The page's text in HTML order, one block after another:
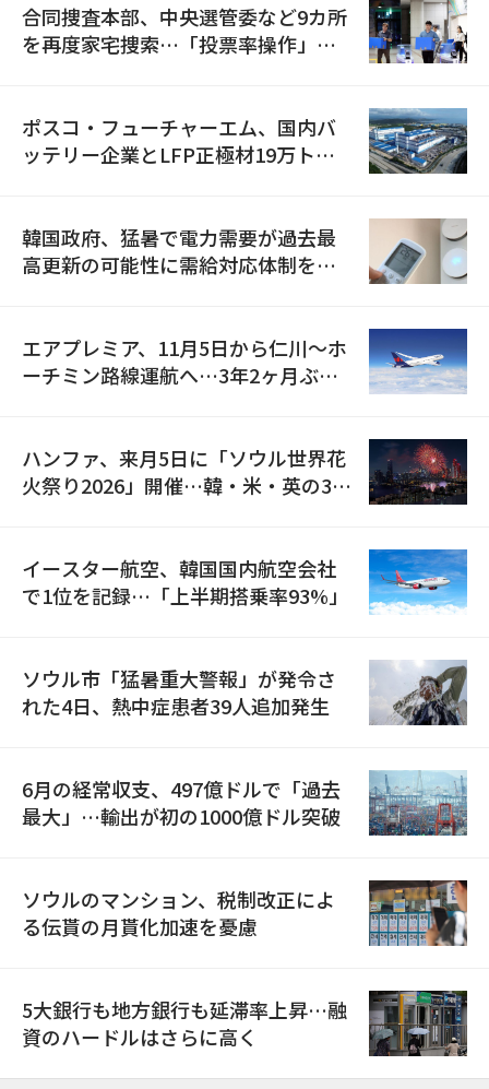
合同捜査本部、中央選管委など9カ所
を再度家宅捜索…「投票率操作」の
ポスコ・フューチャーエム、国内バ
ッテリー企業とLFP正極材19万トン
韓国政府、猛暑で電力需要が過去最
高更新の可能性に需給対応体制を点
エアプレミア、11月5日から仁川〜ホ
ーチミン路線運航へ…3年2ヶ月ぶり
ハンファ、来月5日に「ソウル世界花
火祭り2026」開催…韓・米・英の3カ
イースター航空、韓国国内航空会社
で1位を記録…「上半期搭乗率93%」
ソウル市「猛暑重大警報」が発令さ
れた4日、熱中症患者39人追加発生
6月の経常収支、497億ドルで「過去
最大」…輸出が初の1000億ドル突破
ソウルのマンション、税制改正によ
る伝貰の月貰化加速を憂慮
5大銀行も地方銀行も延滞率上昇…融
資のハードルはさらに高く